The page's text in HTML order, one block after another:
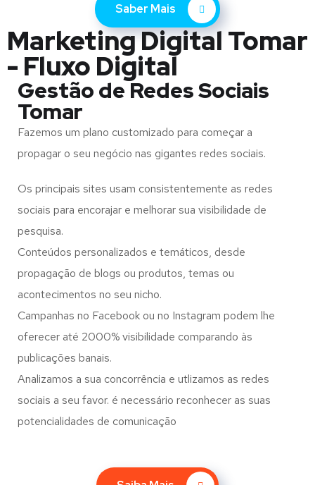
Saber Mais
Marketing Digital Tomar
- Fluxo Digital
Gestão de Redes Sociais
Tomar
Fazemos um plano customizado para começar a
propagar o seu negócio nas gigantes redes sociais.
Os principais sites usam consistentemente as redes
sociais para encorajar e melhorar sua visibilidade de
pesquisa.
Conteúdos personalizados e temáticos, desde
propagação de blogs ou produtos, temas ou
acontecimentos no seu nicho.
Campanhas no Facebook ou no Instagram podem lhe
oferecer até 2000% visibilidade comparando às
publicações banais.
Analizamos a sua concorrência e utlizamos as redes
sociais a seu favor. é necessário reconhecer as suas
potencialidades de comunicação